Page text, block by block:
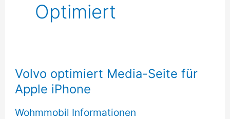
Optimiert
Volvo optimiert Media-Seite für
Apple iPhone
Wohmmobil Informationen